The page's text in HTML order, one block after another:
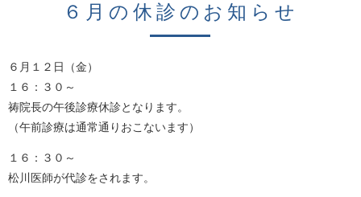
６月の休診のお知らせ
６月１２日（金）
１６：３０～
祷院長の午後診療休診となります。
（午前診療は通常通りおこないます）
１６：３０～
松川医師が代診をされます。